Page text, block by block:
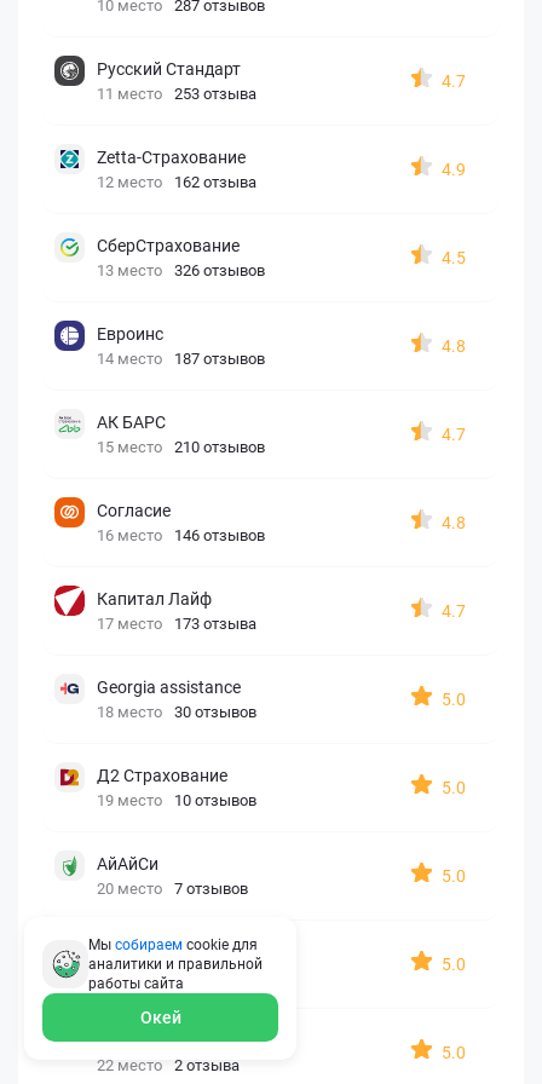
10 место 287 отзывов
Русский Стандарт
11 место 253 отзыва
4.7
Zetta-Страхование
12 место 162 отзыва
4.9
СберСтрахование
13 место 326 отзывов
4.5
Евроинс
14 место 187 отзывов
4.8
АК БАРС
15 место 210 отзывов
4.7
Согласие
16 место 146 отзывов
4.8
Капитал Лайф
17 место 173 отзыва
4.7
Georgia assistance
18 место 30 отзывов
5.0
Д2 Страхование
19 место 10 отзывов
5.0
АйАйСи
20 место 7 отзывов
5.0
OxySport
21 место 6 отзывов
5.0
ERGO AXA
22 место 2 отзыва
5.0
Мы собираем cookie для
аналитики и правильной
работы сайта
Окей